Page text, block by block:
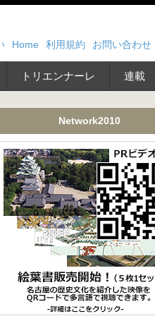
Home 利用規約 お問い合わせ
トリエンナーレ 連載
Network2010